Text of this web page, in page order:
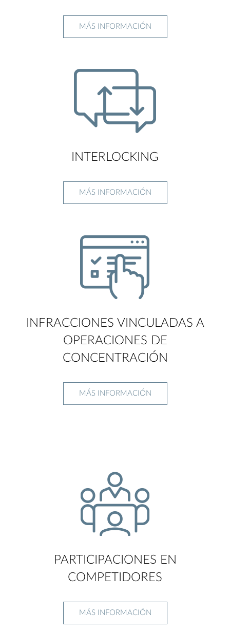
MÁS INFORMACIÓN
INTERLOCKING
MÁS INFORMACIÓN
INFRACCIONES VINCULADAS A
OPERACIONES DE
CONCENTRACIÓN
MÁS INFORMACIÓN
PARTICIPACIONES EN
COMPETIDORES
MÁS INFORMACIÓN